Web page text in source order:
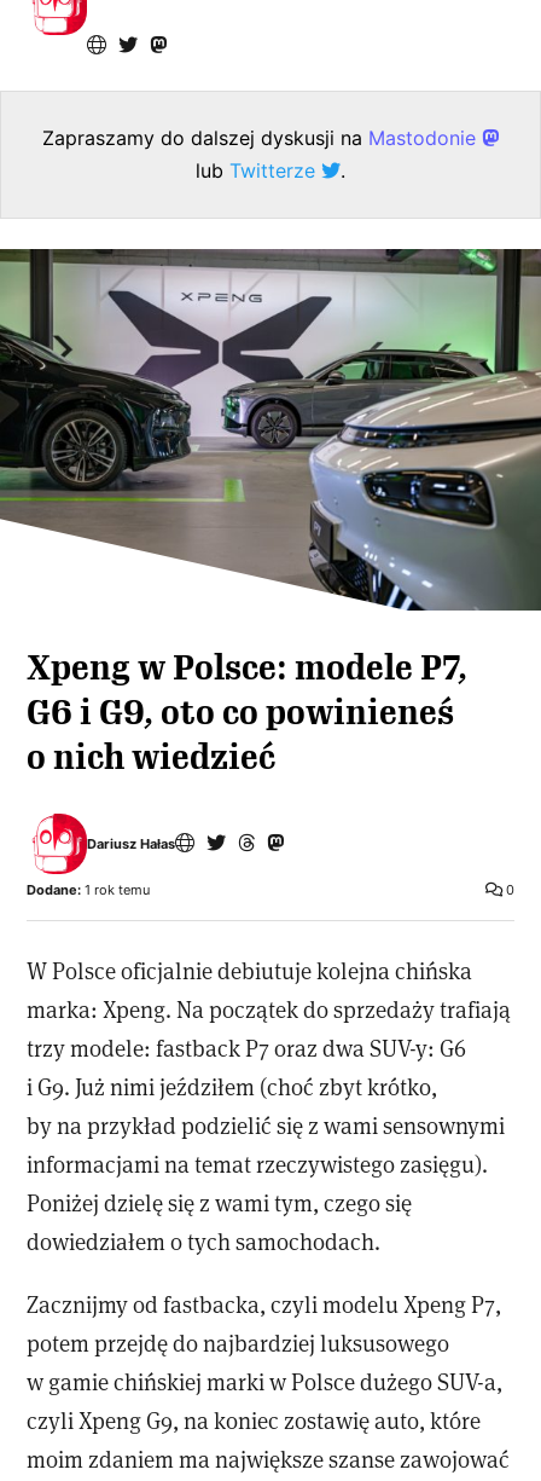
Zapraszamy do dalszej dyskusji na Mastodonie
lub Twitterze .
Xpeng w Polsce: modele P7,
G6 i G9, oto co powinieneś
o nich wiedzieć
Dariusz Hałas
0
Dodane: 1 rok temu
W Polsce oficjalnie debiutuje kolejna chińska
marka: Xpeng. Na początek do sprzedaży trafiają
trzy modele: fastback P7 oraz dwa SUV-y: G6
i G9. Już nimi jeździłem (choć zbyt krótko,
by na przykład podzielić się z wami sensownymi
informacjami na temat rzeczywistego zasięgu).
Poniżej dzielę się z wami tym, czego się
dowiedziałem o tych samochodach.
Zacznijmy od fastbacka, czyli modelu Xpeng P7,
potem przejdę do najbardziej luksusowego
w gamie chińskiej marki w Polsce dużego SUV-a,
czyli Xpeng G9, na koniec zostawię auto, które
moim zdaniem ma największe szanse zawojować